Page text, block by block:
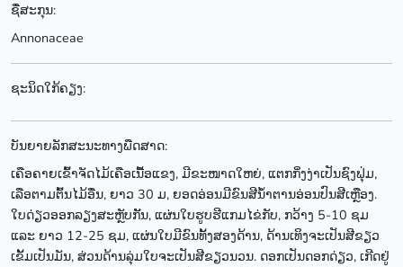
ຊື່ສະກຸນ:
Annonaceae
ຊະນິດໃກ້ຄຽງ:
ບັນຍາຍລັກສະນະທາງພືດສາດ:
ເຄືອຄາຍເຂົ້າຈັດໄມ້ເຄືອເນື້ອແຂງ, ມີຂະໜາດໃຫຍ່, ແຕກກິ່ງງ່າເປັນຊົງຟຸ່ມ,
ເລືອຕາມຕົ້ນໄມ້ອື່ນ, ຍາວ 30 ມ, ຍອດອ່ອນມີຂົນສີນໍ້າຕານອ່ອນປົນສີເຫຼືອງ.
ໃບດ່ຽວອອກລຽງສະຫຼັບກັັນ, ແຜ່ນໃບຮູບຮີແກມໄຂ່ກັບ, ກວ້າງ 5-10 ຊມ
ແລະ ຍາວ 12-25 ຊມ, ແຜ່ນໃບມີຂົນທັ້ງສອງດ້ານ, ດ້ານເທິງຈະເປັນສີຂຽວ
ເຂັ້ມເປັນມັນ, ສ່ວນດ້ານລຸ່ມໃບຈະເປັນສີຂຽວນວນ. ດອກເປັນດອກດ່ຽວ, ເກີດຢູ່